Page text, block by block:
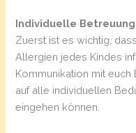
Individuelle Betreuung
Zuerst ist es wichtig,
Allergien jedes Kindes
Kommunikation mit
auf alle individuellen
eingehen können.